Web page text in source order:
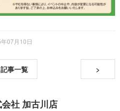
07月10日
記事一覧 >
社 加古川店